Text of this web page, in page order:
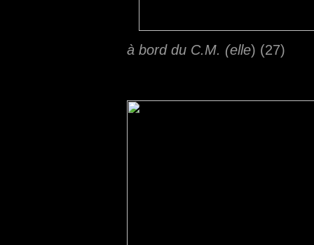
à bord du C.M. (elle) (27)